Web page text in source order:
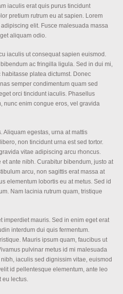
iaculis erat quis purus tincidunt
pretium rutrum eu at sapien. Lorem
elit. Fusce malesuada massa
aliquam odio.
iaculis ut consequat sapien euismod.
ac fringilla ligula. Sed in dui mi,
platea dictumst. Donec
semper condimentum quam sed
orci tincidunt iaculis. Phasellus
nunc enim congue eros, vel gravida
Aliquam egestas, urna at mattis
non tincidunt urna est sed tortor.
vitae adipiscing arcu rhoncus.
ante nibh. Curabitur bibendum, justo at
arcu, non sagittis erat massa at
elementum lobortis eu at metus. Sed id
Nam lacinia rutrum quam, tristique
imperdiet mauris. Sed in enim eget erat
interdum dui quis fermentum.
Mauris ipsum quam, faucibus ut
pulvinar metus id mi malesuada
iaculis sed dignissim vitae, euismod
id pellentesque elementum, ante leo
lectus.